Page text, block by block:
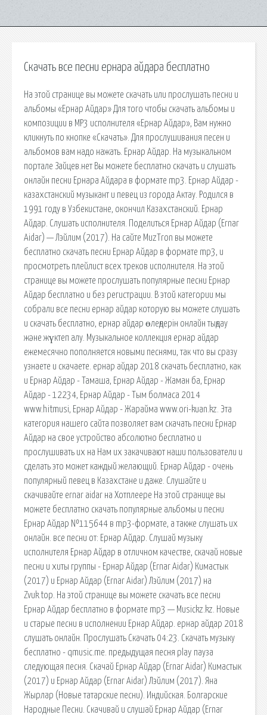
Скачать все песни ернара айдара бесплатно
На этой странице вы можете скачать или прослушать песни и
альбомы «Ернар Айдар» Для того чтобы скачать альбомы и
композиции в MP3 исполнителя «Ернар Айдар», Вам нужно
кликнуть по кнопке «Скачать». Для прослушивания песен и
альбомов вам надо нажать. Ернар Айдар. На музыкальном
портале Зайцев.нет Вы можете бесплатно скачать и слушать
онлайн песни Ернара Айдара в формате mp3. Ернар Айдар -
казахстанский музыкант и певец из города Актау. Родился в
1991 году в Узбекистане, окончил Казахстанский. Ернар
Айдар. Слушать исполнителя. Поделиться Ернар Айдар (Ernar
Aidar) — Лэйлим (2017). На сайте MuzTron вы можете
бесплатно скачать песни Ернар Айдар в формате mp3, и
просмотреть плейлист всех треков исполнителя. На этой
странице вы можете прослушать популярные песни Ернар
Айдар бесплатно и без регистрации. В этой категории мы
собрали все песни ернар айдар которую вы можете слушать
и скачать бесплатно, ернар айдар өлеңдерін онлайн тыңдау
және жүктеп алу. Музыкальное коллекция ернар айдар
ежемесячно пополняется новыми песнями, так что вы сразу
узнаете и скачаете. ернар айдар 2018 cкачать бесплатно, как
и Ернар Айдар - Тамаша, Ернар Айдар - Жаман ба, Ернар
Айдар - 12234, Ернар Айдар - Тым болмаса 2014
www.hitmusi, Ернар Айдар - Жарайма www.ori-kuan.kz. Эта
категория нашего сайта позволяет вам скачать песни Ернар
Айдар на свое устройство абсолютно бесплатно и
прослушивать их на Нам их закачивают наши пользователи и
сделать это может каждый желающий. Ернар Айдар - очень
популярный певец в Казахстане и даже. Слушайте и
скачивайте ernar aidar на Хотплеере На этой странице вы
можете бесплатно скачать популярные альбомы и песни
Ернар Айдар №115644 в mp3-формате, а также слушать их
онлайн. все песни от: Ернар Айдар. Слушай музыку
исполнителя Ернар Айдар в отличном качестве, скачай новые
песни и хиты группы - Ернар Айдар (Ernar Aidar) Кимастык
(2017) и Ернар Айдар (Ernar Aidar) Лэйлим (2017) на
Zvuk.top. На этой странице вы можете скачать все песни
Ернар Айдар бесплатно в формате mp3 — Musickz.kz. Новые
и старые песни в исполнении Ернар Айдар. ернар айдар 2018
слушать онлайн. Прослушать Скачать 04:23. Скачать музыку
бесплатно - qmusic.me. предыдущая песня play пауза
следующая песня. Скачай Ернар Айдар (Ernar Aidar) Кимастык
(2017) и Ернар Айдар (Ernar Aidar) Лэйлим (2017). Яна
Жырлар (Новые татарские песни). Индийская. Болгарские
Народные Песни. Скачивай и слушай Ернар Айдар (Ernar